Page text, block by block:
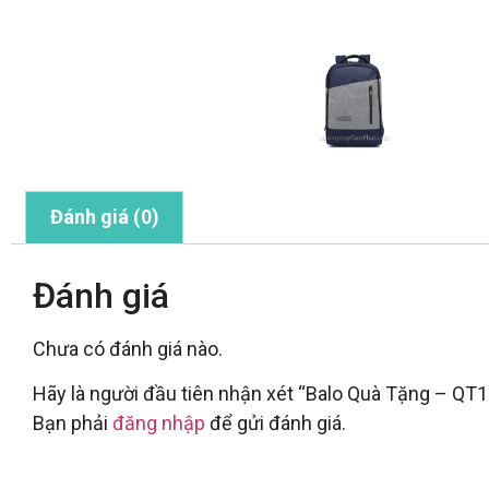
Đánh giá (0)
Đánh giá
Chưa có đánh giá nào.
Hãy là người đầu tiên nhận xét “Balo Quà Tặng –
Bạn phải đăng nhập để gửi đánh giá.